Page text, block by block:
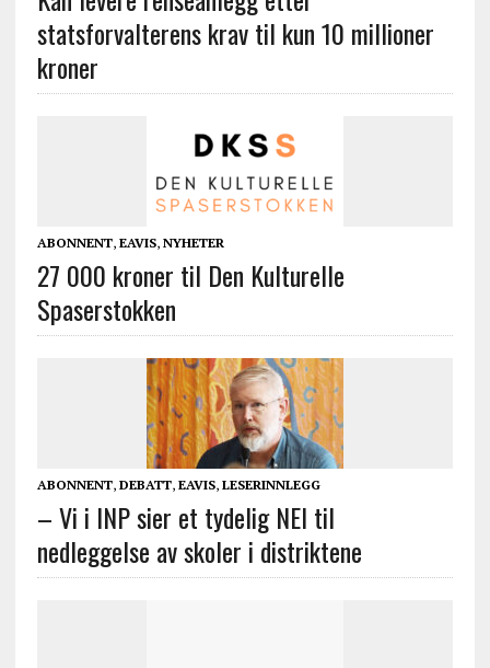
statsforvalterens krav til kun 10 millioner
kroner
ABONNENT, EAVIS, NYHETER
27 000 kroner til Den Kulturelle
Spaserstokken
ABONNENT, DEBATT, EAVIS, LESERINNLEGG
– Vi i INP sier et tydelig NEI til
nedleggelse av skoler i distriktene